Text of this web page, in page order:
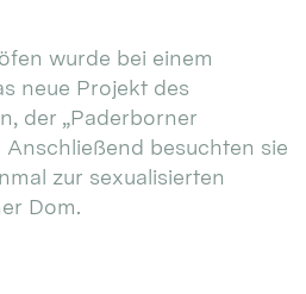
wurde bei einem
neue Projekt des
der „Paderborner
Anschließend besuchten sie
zur sexualisierten
Dom.